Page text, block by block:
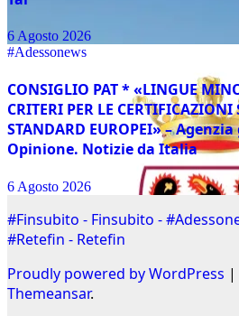
6 Agosto 2026
#Adessonews
CONSIGLIO PAT * «LINGUE
CRITERI PER LE
STANDARD EUROPEI» –
Opinione. Notizie da Italia
6 Agosto 2026
#Finsubito - Finsubito -
#Retefin - Retefin
Proudly powered by WordPress |
Themeansar.